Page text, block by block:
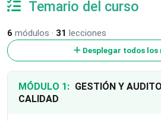
Temario del curso
6 módulos · 31 lecciones
Desplegar todos los
MÓDULO 1:
CALIDAD